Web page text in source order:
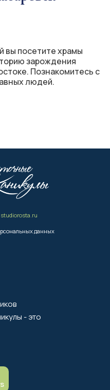
вы посетите храмы
зарождения
Познакомитесь с
людей.
данных
studiorosta.ru
- это